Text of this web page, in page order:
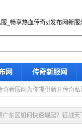
_畅享热血传奇sf发布网新服
网 传奇新服网
奇新服网为你提供新开传奇
广东区如何快速崛起？征战